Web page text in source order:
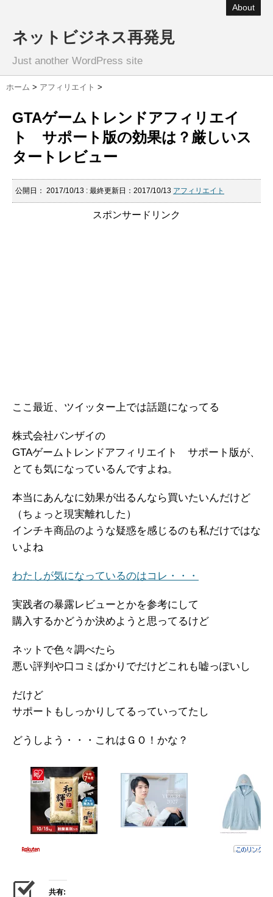
About
ネットビジネス再発見
Just another WordPress site
ホーム > アフィリエイト >
GTAゲームトレンドアフィリエイ
ト サポート版の効果は？厳しいス
タートレビュー
公開日： 2017/10/13 : 最終更新日：2017/10/13 アフィリエイト
スポンサードリンク
ここ最近、ツイッター上では話題になってる
株式会社バンザイの
GTAゲームトレンドアフィリエイト サポート版が、
とても気になっているんですよね。
本当にあんなに効果が出るんなら買いたいんだけど
（ちょっと現実離れした）
インチキ商品のような疑惑を感じるのも私だけではな
いよね
わたしが気になっているのはコレ・・・
実践者の暴露レビューとかを参考にして
購入するかどうか決めようと思ってるけど
ネットで色々調べたら
悪い評判や口コミばかりでだけどこれも嘘っぽいし
だけど
サポートもしっかりしてるっていってたし
どうしよう・・・これはＧＯ！かな？
共有: